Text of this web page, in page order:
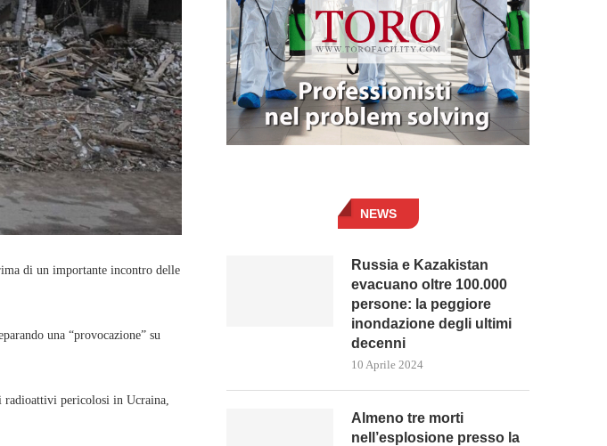
di un importante incontro delle
una “provocazione” su
radioattivi pericolosi in Ucraina,
NEWS
Russia e Kazakistan
evacuano oltre 100.000
persone: la peggiore
inondazione degli ultimi
decenni
10 Aprile 2024
Almeno tre morti
nell’esplosione presso la